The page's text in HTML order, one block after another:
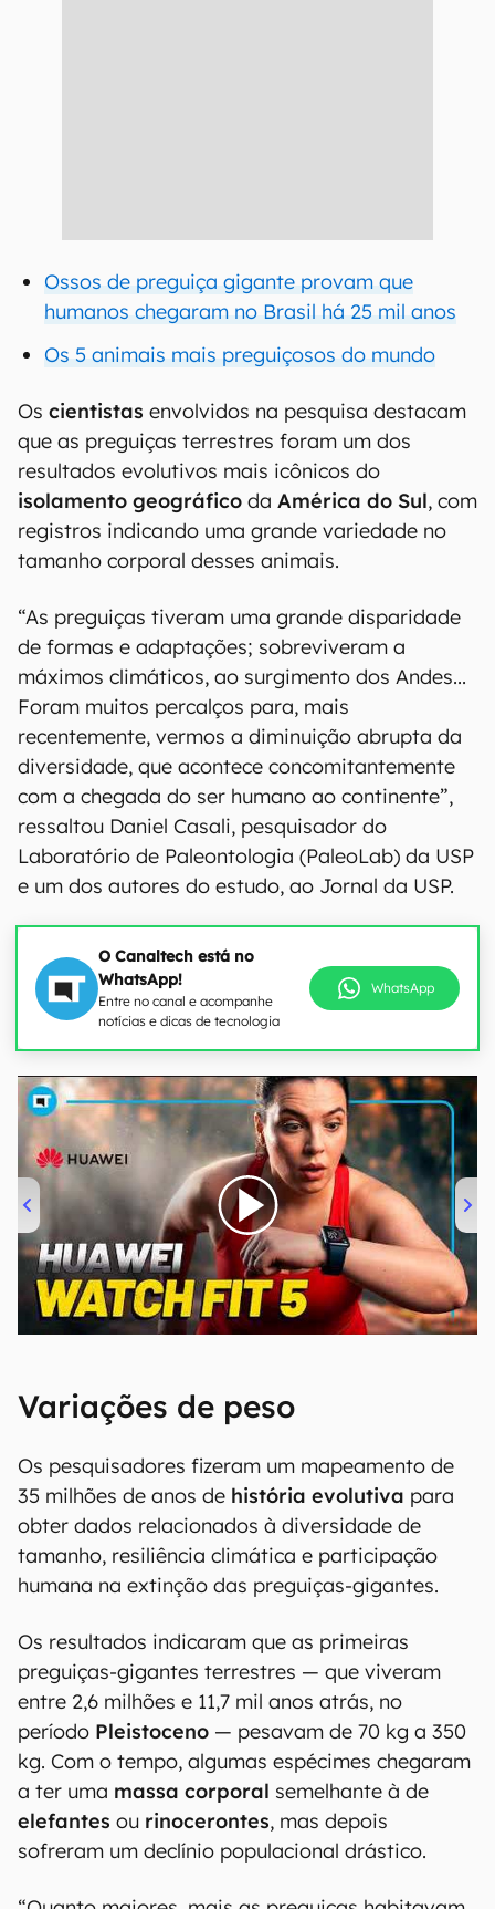
Ossos de preguiça gigante provam que
humanos chegaram no Brasil há 25 mil anos
Os 5 animais mais preguiçosos do mundo
Os cientistas envolvidos na pesquisa destacam
que as preguiças terrestres foram um dos
resultados evolutivos mais icônicos do
isolamento geográfico da América do Sul, com
registros indicando uma grande variedade no
tamanho corporal desses animais.
“As preguiças tiveram uma grande disparidade
de formas e adaptações; sobreviveram a
máximos climáticos, ao surgimento dos Andes...
Foram muitos percalços para, mais
recentemente, vermos a diminuição abrupta da
diversidade, que acontece concomitantemente
com a chegada do ser humano ao continente”,
ressaltou Daniel Casali, pesquisador do
Laboratório de Paleontologia (PaleoLab) da USP
e um dos autores do estudo, ao Jornal da USP.
O Canaltech está no
WhatsApp!
Entre no canal e acompanhe
notícias e dicas de tecnologia
WhatsApp
00:00/04:51
Variações de peso
Os pesquisadores fizeram um mapeamento de
35 milhões de anos de história evolutiva para
obter dados relacionados à diversidade de
tamanho, resiliência climática e participação
humana na extinção das preguiças-gigantes.
Os resultados indicaram que as primeiras
preguiças-gigantes terrestres — que viveram
entre 2,6 milhões e 11,7 mil anos atrás, no
período Pleistoceno — pesavam de 70 kg a 350
kg. Com o tempo, algumas espécimes chegaram
a ter uma massa corporal semelhante à de
elefantes ou rinocerontes, mas depois
sofreram um declínio populacional drástico.